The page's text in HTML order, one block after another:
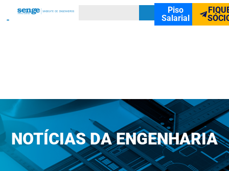
Piso
Salarial
NOTÍCIAS DA ENGENHARIA